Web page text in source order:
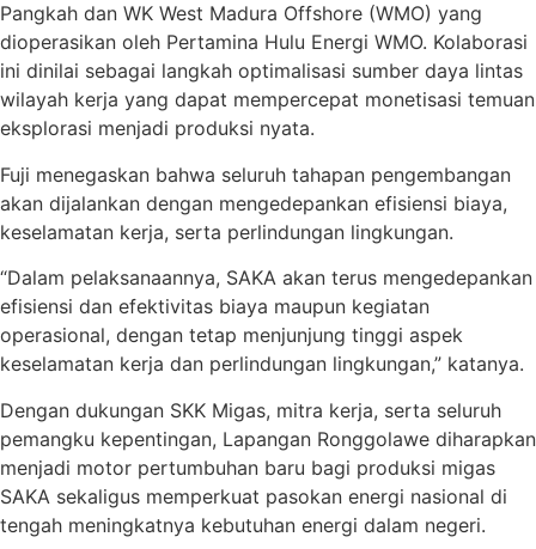
Pangkah dan WK West Madura Offshore (WMO) yang
dioperasikan oleh Pertamina Hulu Energi WMO. Kolaborasi
ini dinilai sebagai langkah optimalisasi sumber daya lintas
wilayah kerja yang dapat mempercepat monetisasi temuan
eksplorasi menjadi produksi nyata.
Fuji menegaskan bahwa seluruh tahapan pengembangan
akan dijalankan dengan mengedepankan efisiensi biaya,
keselamatan kerja, serta perlindungan lingkungan.
“Dalam pelaksanaannya, SAKA akan terus mengedepankan
efisiensi dan efektivitas biaya maupun kegiatan
operasional, dengan tetap menjunjung tinggi aspek
keselamatan kerja dan perlindungan lingkungan,” katanya.
Dengan dukungan SKK Migas, mitra kerja, serta seluruh
pemangku kepentingan, Lapangan Ronggolawe diharapkan
menjadi motor pertumbuhan baru bagi produksi migas
SAKA sekaligus memperkuat pasokan energi nasional di
tengah meningkatnya kebutuhan energi dalam negeri.